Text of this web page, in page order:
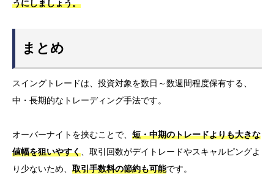
うにしましょう。
まとめ
スイングトレードは、投資対象を数日～数週間程度保有する、
中・長期的なトレーディング手法です。
オーバーナイトを挟むことで、 短・中期のトレードよりも大きな
値幅を狙いやすく、取引回数がデイトレードやスキャルピングよ
り少ないため、 取引手数料の節約も可能です。